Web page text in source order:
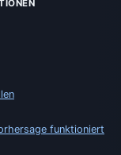
funktioniert